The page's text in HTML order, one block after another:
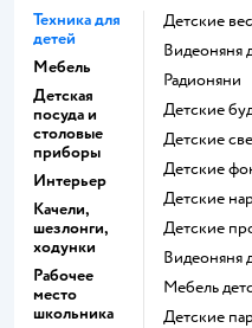
Техника для
детей
Мебель
Детская
посуда и
столовые
приборы
Интерьер
Качели,
шезлонги,
ходунки
Рабочее
место
школьника
Детские
Радионяни
Детские
Детские
Детские
Детские
Детские
Мебель
Детские